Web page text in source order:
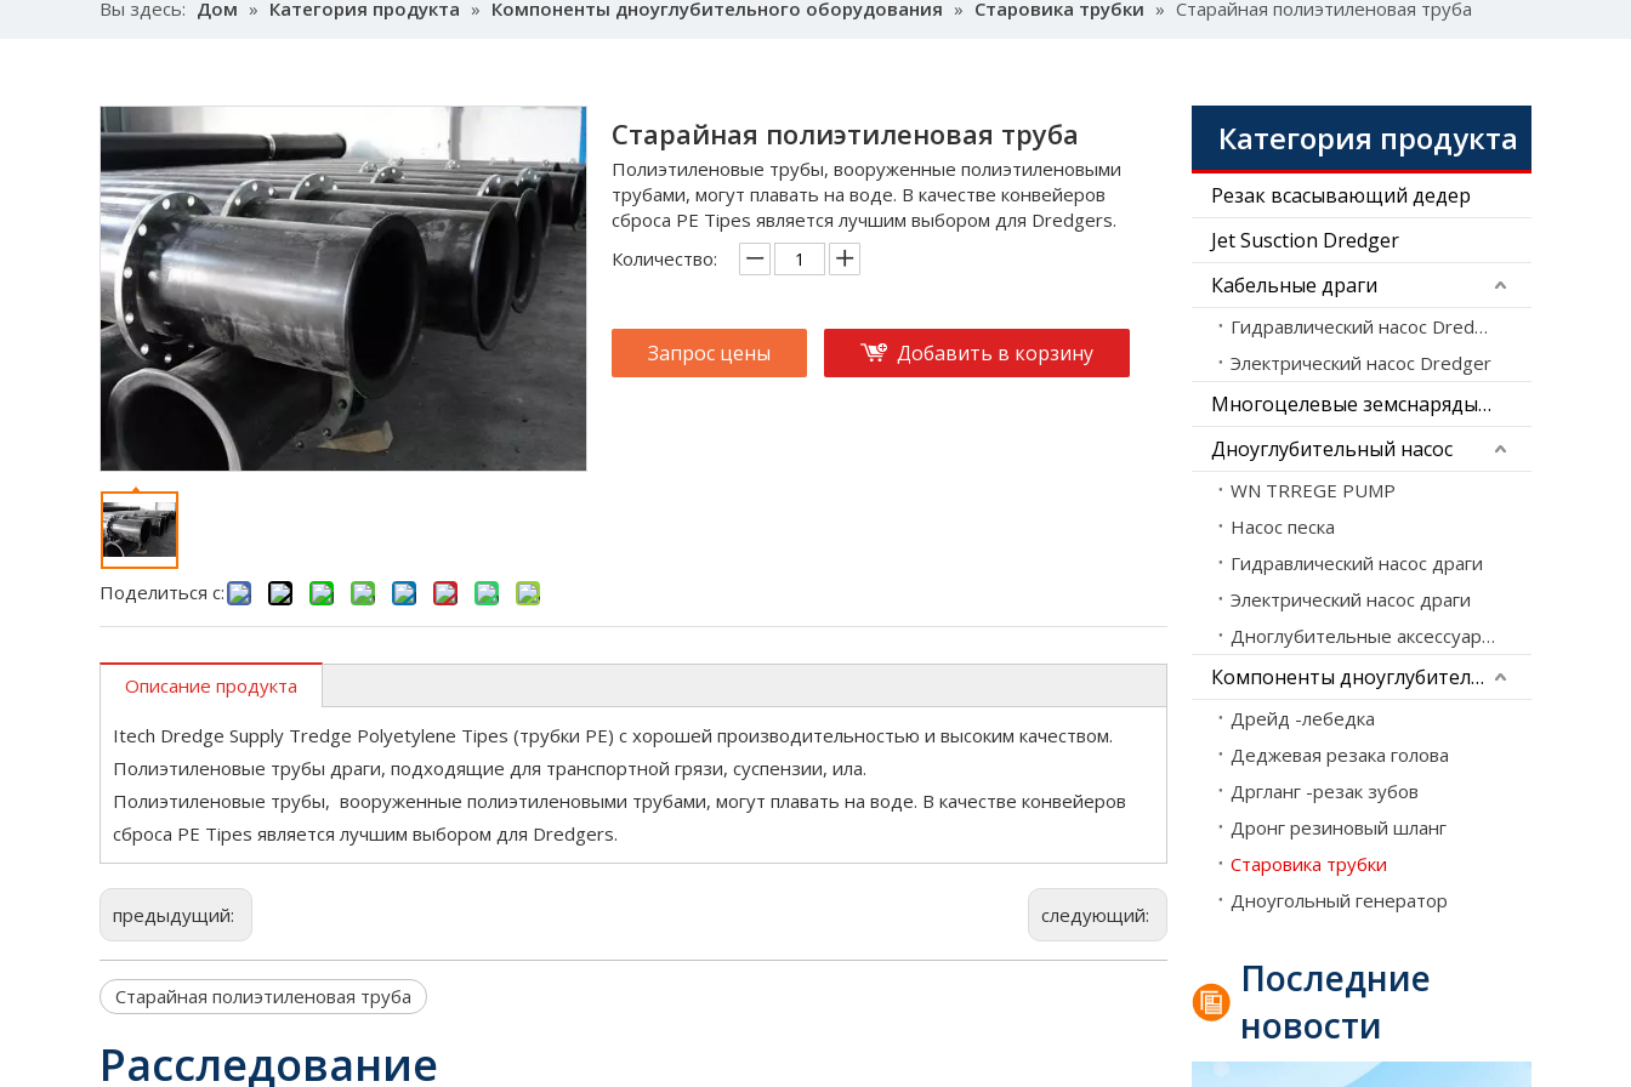
Вы здесь: Дом » Категория продукта » Компоненты дноуглубительного оборудования » Старовика трубки » Старайная полиэтиленовая труба
Поделиться с:
Старайная полиэтиленовая труба
Полиэтиленовые трубы, вооруженные полиэтиленовыми
трубами, могут плавать на воде. В качестве конвейеров
сброса PE Tipes является лучшим выбором для Dredgers.
Количество:
Запрос цены Добавить в корзину
Описание продукта
Itech Dredge Supply Tredge Polyetylene Tipes (трубки PE) с хорошей производительностью и высоким качеством.
Полиэтиленовые трубы драги, подходящие для транспортной грязи, суспензии, ила.
Полиэтиленовые трубы, вооруженные полиэтиленовыми трубами, могут плавать на воде. В качестве конвейеров
сброса PE Tipes является лучшим выбором для Dredgers.
предыдущий: следующий:
Старайная полиэтиленовая труба
Расследование
Категория продукта
Резак всасывающий дедер
Jet Susction Dredger
Кабельные драги
Гидравлический насос Dredger
Электрический насос Dredger
Многоцелевые земснаряды-амфибии
Дноуглубительный насос
WN TRREGE PUMP
Насос песка
Гидравлический насос драги
Электрический насос драги
Дноглубительные аксессуары для насоса
Компоненты дноуглубительного оборудования
Дрейд -лебедка
Деджевая резака голова
Дргланг -резак зубов
Дронг резиновый шланг
Старовика трубки
Дноугольный генератор
Последние
новости
Земснаряд с фрезами (CSD) — это